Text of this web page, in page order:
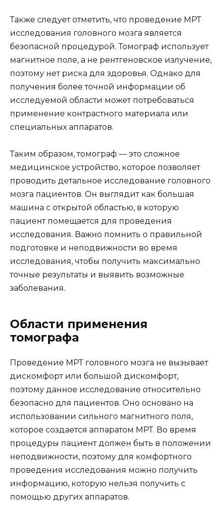
Также следует отметить, что проведение МРТ
исследования головного мозга является
безопасной процедурой. Томограф использует
магнитное поле, а не рентгеновское излучение,
поэтому нет риска для здоровья. Однако для
получения более точной информации об
исследуемой области может потребоваться
применение контрастного материала или
специальных аппаратов.
Таким образом, томограф — это сложное
медицинское устройство, которое позволяет
проводить детальное исследование головного
мозга пациентов. Он выглядит как большая
машина с открытой областью, в которую
пациент помещается для проведения
исследования. Важно помнить о правильной
подготовке и неподвижности во время
исследования, чтобы получить максимально
точные результаты и выявить возможные
заболевания.
Области применения
томографа
Проведение МРТ головного мозга не вызывает
дискомфорт или большой дискомфорт,
поэтому данное исследование относительно
безопасно для пациентов. Оно основано на
использовании сильного магнитного поля,
которое создается аппаратом МРТ. Во время
процедуры пациент должен быть в положении
неподвижности, поэтому для комфортного
проведения исследования можно получить
информацию, которую нельзя получить с
помощью других аппаратов.